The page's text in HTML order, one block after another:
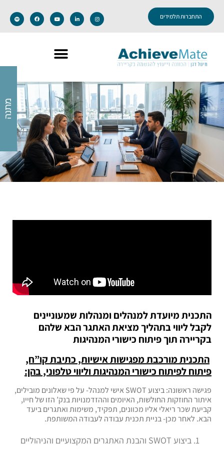
התחברות תלמידים
התכנית מיועדת למנהלים ומנהלות שמעוניינים
לקבל ליווי בתהליך מציאת האתגר הבא שלהם
בקריירה תוך פיתוח כישורי המנהיגות
התכנית מורכבת מפגישות אישיות, כתיבת קו”ח,
פיתוח לפיתוח כישורי המנהיגות וליווי טלפוני, בהן:
פגישה ראשונה: ביצוע SWOT אישי למנהל- על פי שאלונים מובילים,
איתור החוזקות החולשות, האיומים וההזדמנויות בנק’ הזו של חייו,
קביעת שכר ריאלי אליו מכוונים, תפקיד, משימות ואתגרים ביעד
הבא. לאחר מכן- בניית תכנית עבודה לעבודה המשותפת.
ביצוע SWOT והבנת האתגרים המקצועיים והניהוליים
מתנה